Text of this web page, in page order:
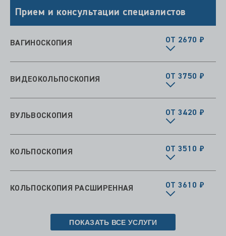
Прием и консультации специалистов
ВАГИНОСКОПИЯ ОТ 2670 ₽
ВИДЕОКОЛЬПОСКОПИЯ ОТ 3750 ₽
ВУЛЬВОСКОПИЯ ОТ 3420 ₽
КОЛЬПОСКОПИЯ ОТ 3510 ₽
КОЛЬПОСКОПИЯ РАСШИРЕННАЯ ОТ 3610 ₽
ПОКАЗАТЬ ВСЕ УСЛУГИ